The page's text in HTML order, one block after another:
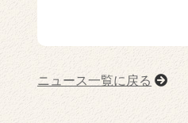
ニュース一覧に戻る